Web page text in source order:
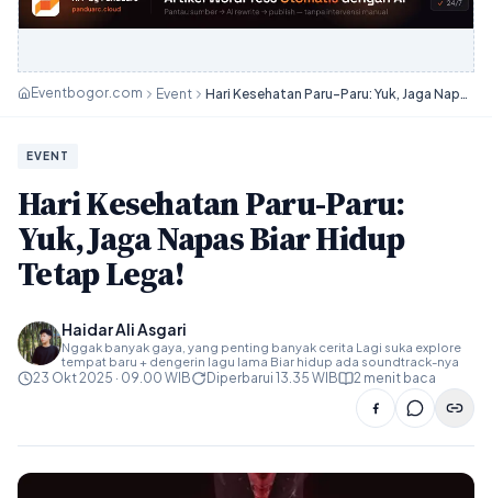
Eventbogor.com Event Hari Kesehatan Paru-Paru: Yuk, Jaga Napas Biar Hidup Tetap Lega!
EVENT
Hari Kesehatan Paru-Paru:
Yuk, Jaga Napas Biar Hidup
Tetap Lega!
Haidar Ali Asgari
Nggak banyak gaya, yang penting banyak cerita Lagi suka explore
tempat baru + dengerin lagu lama Biar hidup ada soundtrack-nya
23 Okt 2025 · 09.00 WIB Diperbarui 13.35 WIB 2 menit baca